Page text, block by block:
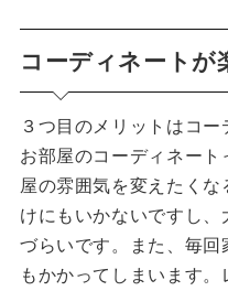
コーディネートが
３つ目のメリットはコー
お部屋のコーディネー
屋の雰囲気を変えたく
けにもいかないですし
づらいです。また、毎
もかかってしまいます